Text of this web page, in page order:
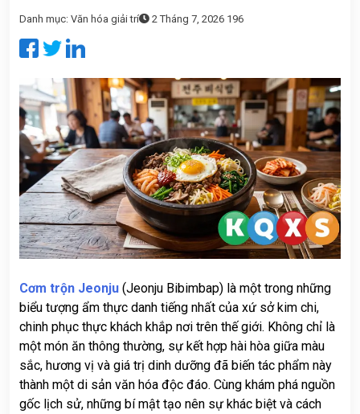
THỐNG
TRA
KẾT
QUẢ
PHÂN
TÍCH
XỔ
SỐ
TIN
TỨC
THEO
TỈNH
VĂN
HÓA
GIẢI
TRÍ
Danh mục: Văn hóa giải trí 2 Tháng 7, 2026 196
Cơm trộn Jeonju (Jeonju Bibimbap) là một trong những
biểu tượng ẩm thực danh tiếng nhất của xứ sở kim chi,
chinh phục thực khách khắp nơi trên thế giới. Không chỉ là
một món ăn thông thường, sự kết hợp hài hòa giữa màu
sắc, hương vị và giá trị dinh dưỡng đã biến tác phẩm này
thành một di sản văn hóa độc đáo. Cùng khám phá nguồn
gốc lịch sử, những bí mật tạo nên sự khác biệt và cách